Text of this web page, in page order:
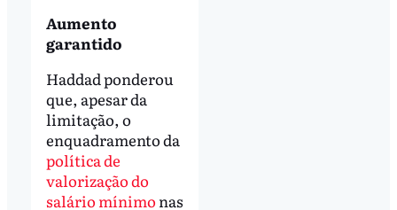
Aumento
garantido
Haddad ponderou
que, apesar da
limitação, o
enquadramento da
política de
valorização do
salário mínimo nas